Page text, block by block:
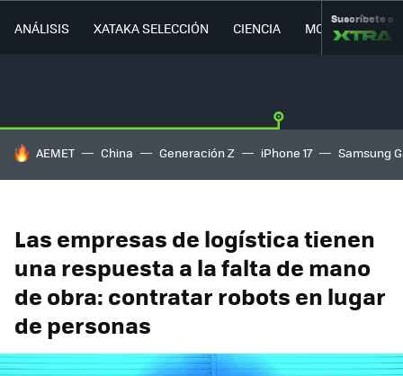
ANÁLISIS XATAKA SELECCIÓN CIENCIA MOVILIDAD
Suscríbete a
HOY SE HABLA DE
AEMET China Generación Z iPhone 17 Samsung
Las empresas de logística tienen
una respuesta a la falta de mano
de obra: contratar robots en lugar
de personas